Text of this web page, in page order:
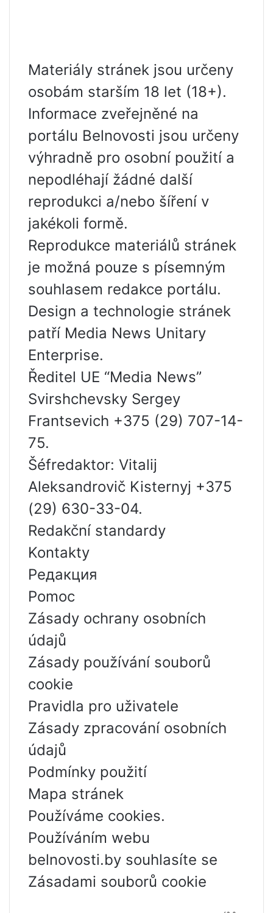
Materiály stránek jsou určeny
osobám starším 18 let (18+).
Informace zveřejněné na
portálu Belnovosti jsou určeny
výhradně pro osobní použití a
nepodléhají žádné další
reprodukci a/nebo šíření v
jakékoli formě.
Reprodukce materiálů stránek
je možná pouze s písemným
souhlasem redakce portálu.
Design a technologie stránek
patří Media News Unitary
Enterprise.
Ředitel UE “Media News”
Svirshchevsky Sergey
Frantsevich +375 (29) 707-14-
75.
Šéfredaktor: Vitalij
Aleksandrovič Kisternyj +375
(29) 630-33-04.
Redakční standardy
Kontakty
Редакция
Pomoc
Zásady ochrany osobních
údajů
Zásady používání souborů
cookie
Pravidla pro uživatele
Zásady zpracování osobních
údajů
Podmínky použití
Mapa stránek
Používáme cookies.
Používáním webu
belnovosti.by souhlasíte se
Zásadami souborů cookie